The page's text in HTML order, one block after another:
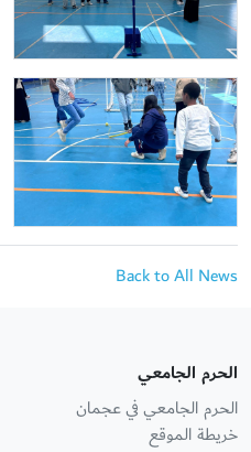
Back to All News
الحرم الجامعي
الحرم الجامعي في عجمان
خريطة الموقع